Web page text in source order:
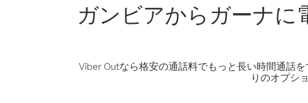
ガンビアからガーナに
Viber Outなら格安の通話料でもっと長い時間通話
りのオプシ